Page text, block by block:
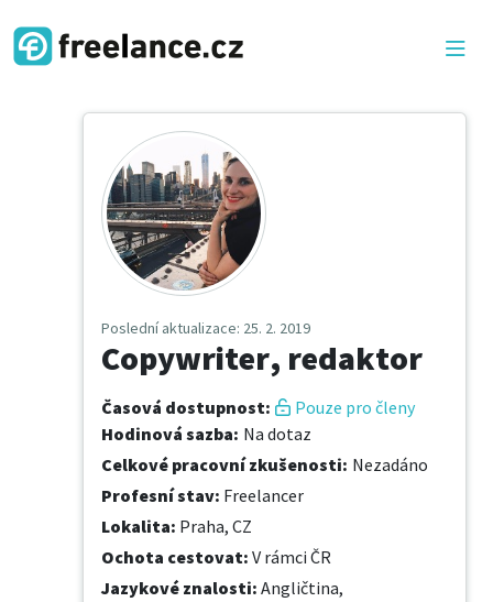
Poslední aktualizace: 25. 2. 2019
Copywriter, redaktor
Časová dostupnost:
Pouze pro členy
Hodinová sazba: Na dotaz
Celkové pracovní zkušenosti: Nezadáno
Profesní stav: Freelancer
Lokalita: Praha, CZ
Ochota cestovat: V rámci ČR
Jazykové znalosti: Angličtina,